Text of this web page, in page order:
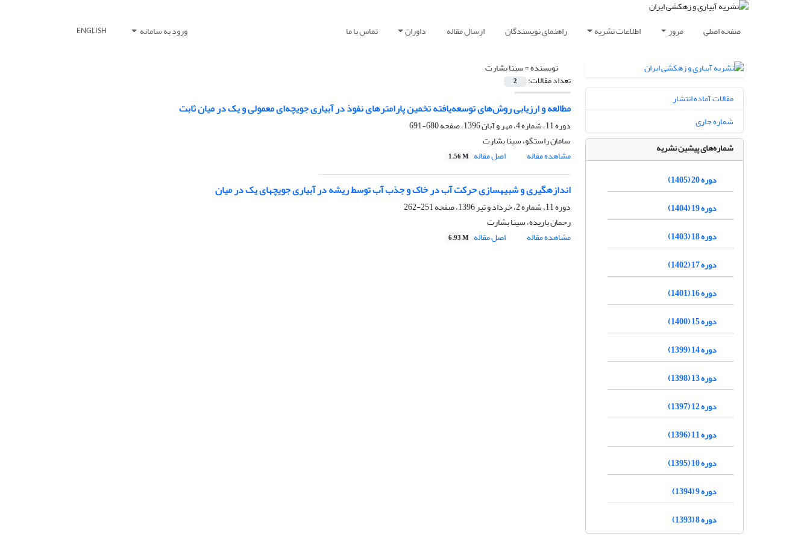
صفحه اصلی مرور اطلاعات نشریه راهنمای نویسندگان ارسال مقاله داوران تماس با ما ورود به سامانه ENGLISH
نویسنده =سینا بشارت
تعداد مقالات: 2
مطالعه و ارزیابی روش‌های توسعه‌یافته تخمین پارامترهای نفوذ در آبیاری جویچه‌ای معمولی و یک در میان ثابت
دوره 11، شماره 4، مهر و آبان 1396، صفحه
680-691
سامان راستگو، سینا بشارت
مشاهده مقاله
اصل مقاله 1.56 M
اندازهگیری و شبیهسازی حرکت آب در خاک و جذب آب توسط ریشه در آبیاری جویچهای یک در میان
دوره 11، شماره 2، خرداد و تیر 1396، صفحه
251-262
رحمان باریده، سینا بشارت
مشاهده مقاله
اصل مقاله 6.93 M
مقالات آماده انتشار
شماره جاری
شماره‌های پیشین نشریه
دوره 20 (1405)
دوره 19 (1404)
دوره 18 (1403)
دوره 17 (1402)
دوره 16 (1401)
دوره 15 (1400)
دوره 14 (1399)
دوره 13 (1398)
دوره 12 (1397)
دوره 11 (1396)
دوره 10 (1395)
دوره 9 (1394)
دوره 8 (1393)